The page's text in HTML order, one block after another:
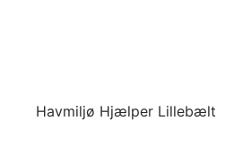
Havmiljø Hjælper Lillebælt